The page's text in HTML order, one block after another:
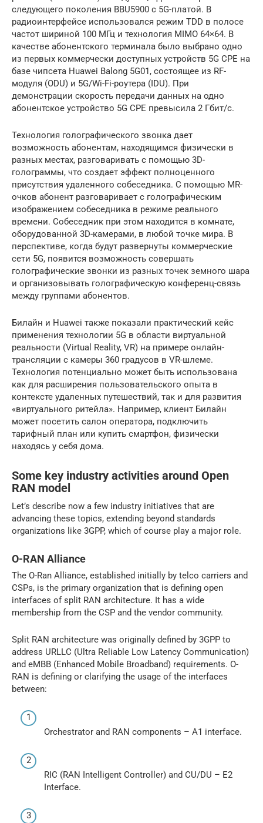
следующего поколения BBU5900 c 5G-платой. В
радиоинтерфейсе использовался режим TDD в полосе
частот шириной 100 МГц и технология MIMO 64×64. В
качестве абонентского терминала было выбрано одно
из первых коммерчески доступных устройств 5G CPE на
базе чипсета Huawei Balong 5G01, состоящее из RF-
модуля (ODU) и 5G/Wi-Fi-роутера (IDU). При
демонстрации скорость передачи данных на одно
абонентское устройство 5G CPE превысила 2 Гбит/c.
Технология голографического звонка дает
возможность абонентам, находящимся физически в
разных местах, разговаривать с помощью 3D-
голограммы, что создает эффект полноценного
присутствия удаленного собеседника. С помощью MR-
очков абонент разговаривает с голографическим
изображением собеседника в режиме реального
времени. Собеседник при этом находится в комнате,
оборудованной 3D-камерами, в любой точке мира. В
перспективе, когда будут развернуты коммерческие
сети 5G, появится возможность совершать
голографические звонки из разных точек земного шара
и организовывать голографическую конференц-связь
между группами абонентов.
Билайн и Huawei также показали практический кейс
применения технологии 5G в области виртуальной
реальности (Virtual Reality, VR) на примере онлайн-
трансляции с камеры 360 градусов в VR-шлеме.
Технология потенциально может быть использована
как для расширения пользовательского опыта в
контексте удаленных путешествий, так и для развития
«виртуального ритейла». Например, клиент Билайн
может посетить салон оператора, подключить
тарифный план или купить смартфон, физически
находясь у себя дома.
Some key industry activities around Open
RAN model
Let’s describe now a few industry initiatives that are
advancing these topics, extending beyond standards
organizations like 3GPP, which of course play a major role.
O-RAN Alliance
The O-Ran Alliance, established initially by telco carriers and
CSPs, is the primary organization that is defining open
interfaces of split RAN architecture. It has a wide
membership from the CSP and the vendor community.
Split RAN architecture was originally defined by 3GPP to
address URLLC (Ultra Reliable Low Latency Communication)
and eMBB (Enhanced Mobile Broadband) requirements. O-
RAN is defining or clarifying the usage of the interfaces
between:
Orchestrator and RAN components – A1 interface.
RIC (RAN Intelligent Controller) and CU/DU – E2
Interface.